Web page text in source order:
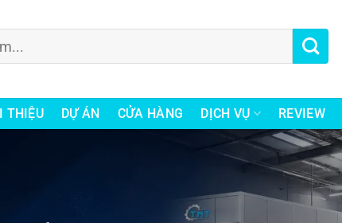
THIỆU DỰ ÁN CỬA HÀNG DỊCH VỤ REVIEW